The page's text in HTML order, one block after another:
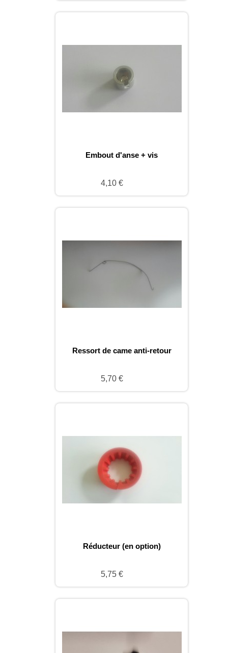
Embout d'anse + vis
4,10 €
Ressort de came anti-retour
5,70 €
Réducteur (en option)
5,75 €